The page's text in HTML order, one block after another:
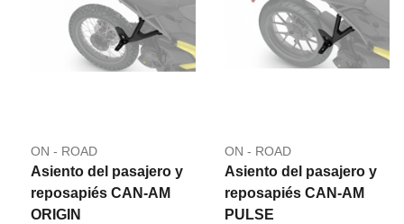
ON - ROAD
Asiento del pasajero y
reposapiés CAN-AM
ORIGIN
ON - ROAD
Asiento del pasajero y
reposapiés CAN-AM
PULSE